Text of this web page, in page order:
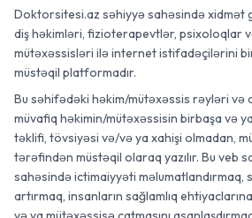
Doktorsitesi.az səhiyyə sahəsində xidmət
diş həkimləri, fizioterapevtlər, psixoloqlar
mütəxəssisləri ilə internet istifadəçilərini
müstəqil platformadır.
Bu səhifədəki həkim/mütəxəssis rəyləri və
müvafiq həkimin/mütəxəssisin birbaşa və
təklifi, tövsiyəsi və/və ya xahişi olmadan,
tərəfindən müstəqil olaraq yazılır. Bu veb
sahəsində ictimaiyyəti məlumatlandırmaq,
artırmaq, insanların sağlamlıq